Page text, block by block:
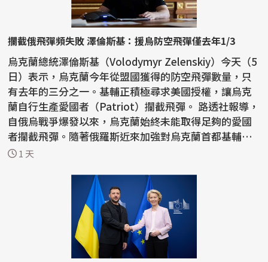
攔截俄飛彈頻失敗 澤倫斯基：援烏防空飛彈僅去年1/3
烏克蘭總統澤倫斯基（Volodymyr Zelenskiy）今天（5
日）表示，烏克蘭今年從盟國獲得的防空飛彈數量，只
有去年的三分之一。基輔正積極尋求美國授權，讓烏克
蘭自行生產愛國者（Patriot）攔截飛彈。 路透社報導，
自俄烏戰爭爆發以來，烏克蘭始終未能取得足夠的愛國
者攔截飛彈。隨著俄羅斯近來加強對烏克蘭首都基輔和
南部...
1 天